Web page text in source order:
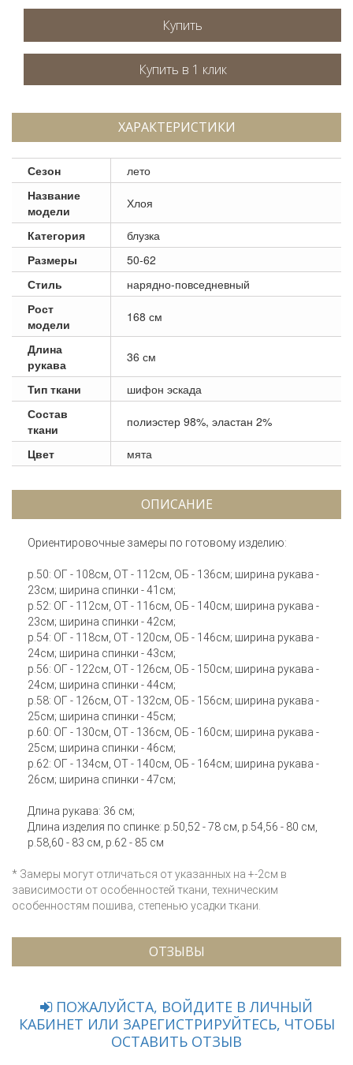
Купить
ХАРАКТЕРИСТИКИ
Сезон
лето
Название
модели
Хлоя
Категория
блузка
Размеры
50-62
Стиль
нарядно-повседневный
Рост
модели
168 см
Длина
рукава
36 см
Тип ткани
шифон эскада
Состав
ткани
полиэстер 98%, эластан 2%
Цвет мята
ОПИСАНИЕ
Ориентировочные замеры по готовому изделию:
р.50: ОГ - 108см, ОТ - 112см, ОБ - 136см; ширина рукава -
23см; ширина спинки - 41см;
р.52: ОГ - 112см, ОТ - 116см, ОБ - 140см; ширина рукава -
23см; ширина спинки - 42см;
р.54: ОГ - 118см, ОТ - 120см, ОБ - 146см; ширина рукава -
24см; ширина спинки - 43см;
р.56: ОГ - 122см, ОТ - 126см, ОБ - 150см; ширина рукава -
24см; ширина спинки - 44см;
р.58: ОГ - 126см, ОТ - 132см, ОБ - 156см; ширина рукава -
25см; ширина спинки - 45см;
р.60: ОГ - 130см, ОТ - 136см, ОБ - 160см; ширина рукава -
25см; ширина спинки - 46см;
р.62: ОГ - 134см, ОТ - 140см, ОБ - 164см; ширина рукава -
26см; ширина спинки - 47см;
Длина рукава: 36 см;
Длина изделия по спинке: р.50,52 - 78 см, р.54,56 - 80 см,
р.58,60 - 83 см, р.62 - 85 см
* Замеры могут отличаться от указанных на +-2см в
зависимости от особенностей ткани, техническим
особенностям пошива, степенью усадки ткани.
ОТЗЫВЫ
ПОЖАЛУЙСТА, ВОЙДИТЕ В ЛИЧНЫЙ
КАБИНЕТ ИЛИ ЗАРЕГИСТРИРУЙТЕСЬ, ЧТОБЫ
ОСТАВИТЬ ОТЗЫВ